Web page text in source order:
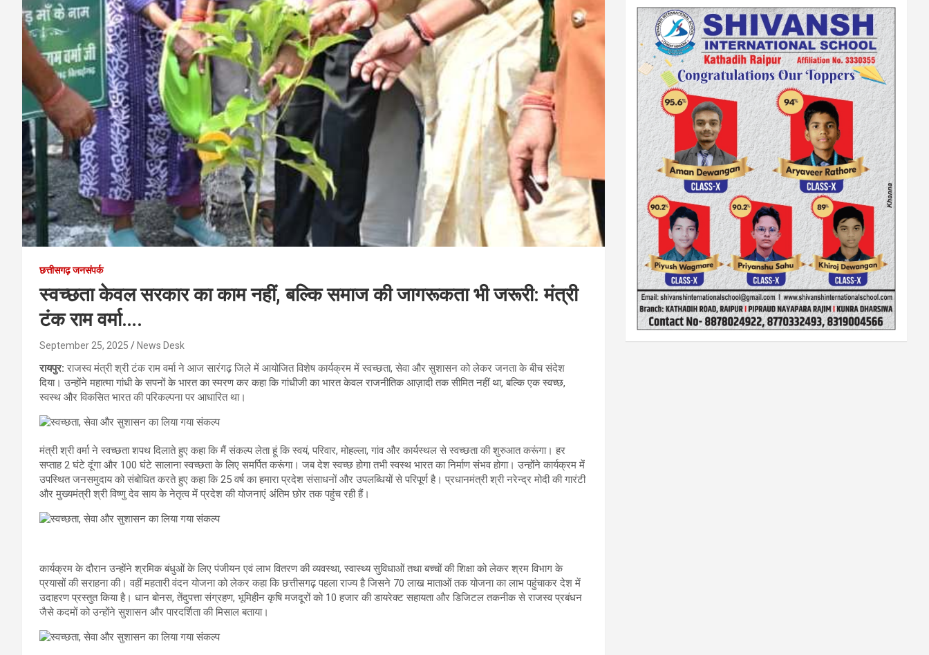
छत्तीसगढ़ जनसंपर्क
स्वच्छता केवल सरकार का काम नहीं, बल्कि समाज की जागरूकता भी जरूरी: मंत्री
टंक राम वर्मा….
September 25, 2025 News Desk
रायपुर:राजस्व मंत्री श्री टंक राम वर्मा ने आज सारंगढ़ जिले में आयोजित विशेष कार्यक्रम में स्वच्छता, सेवा और सुशासन को लेकर जनता के बीच संदेश
दिया। उन्होंने महात्मा गांधी के सपनों के भारत का स्मरण कर कहा कि गांधीजी का भारत केवल राजनीतिक आज़ादी तक सीमित नहीं था, बल्कि एक स्वच्छ,
स्वस्थ और विकसित भारत की परिकल्पना पर आधारित था।
मंत्री श्री वर्मा ने स्वच्छता शपथ दिलाते हुए कहा कि मैं संकल्प लेता हूं कि स्वयं, परिवार, मोहल्ला, गांव और कार्यस्थल से स्वच्छता की शुरुआत करूंगा। हर
सप्ताह 2 घंटे दूंगा और 100 घंटे सालाना स्वच्छता के लिए समर्पित करूंगा। जब देश स्वच्छ होगा तभी स्वस्थ भारत का निर्माण संभव होगा। उन्होंने कार्यक्रम में
उपस्थित जनसमुदाय को संबोधित करते हुए कहा कि 25 वर्ष का हमारा प्रदेश संसाधनों और उपलब्धियों से परिपूर्ण है। प्रधानमंत्री श्री नरेन्द्र मोदी की गारंटी
और मुख्यमंत्री श्री विष्णु देव साय के नेतृत्व में प्रदेश की योजनाएं अंतिम छोर तक पहुंच रही हैं।
कार्यक्रम के दौरान उन्होंने श्रमिक बंधुओं के लिए पंजीयन एवं लाभ वितरण की व्यवस्था, स्वास्थ्य सुविधाओं तथा बच्चों की शिक्षा को लेकर श्रम विभाग के
प्रयासों की सराहना की। वहीं महतारी वंदन योजना को लेकर कहा कि छत्तीसगढ़ पहला राज्य है जिसने 70 लाख माताओं तक योजना का लाभ पहुंचाकर देश में
उदाहरण प्रस्तुत किया है। धान बोनस, तेंदुपत्ता संग्रहण, भूमिहीन कृषि मजदूरों को 10 हजार की डायरेक्ट सहायता और डिजिटल तकनीक से राजस्व प्रबंधन
जैसे कदमों को उन्होंने सुशासन और पारदर्शिता की मिसाल बताया।